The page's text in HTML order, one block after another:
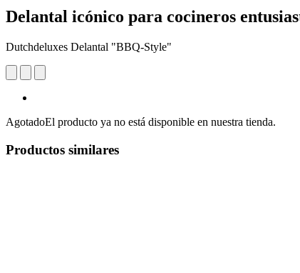
Delantal icónico para cocineros
Dutchdeluxes Delantal "BBQ-Style"
AgotadoEl producto ya no está disponible en nuestra tienda.
Productos similares